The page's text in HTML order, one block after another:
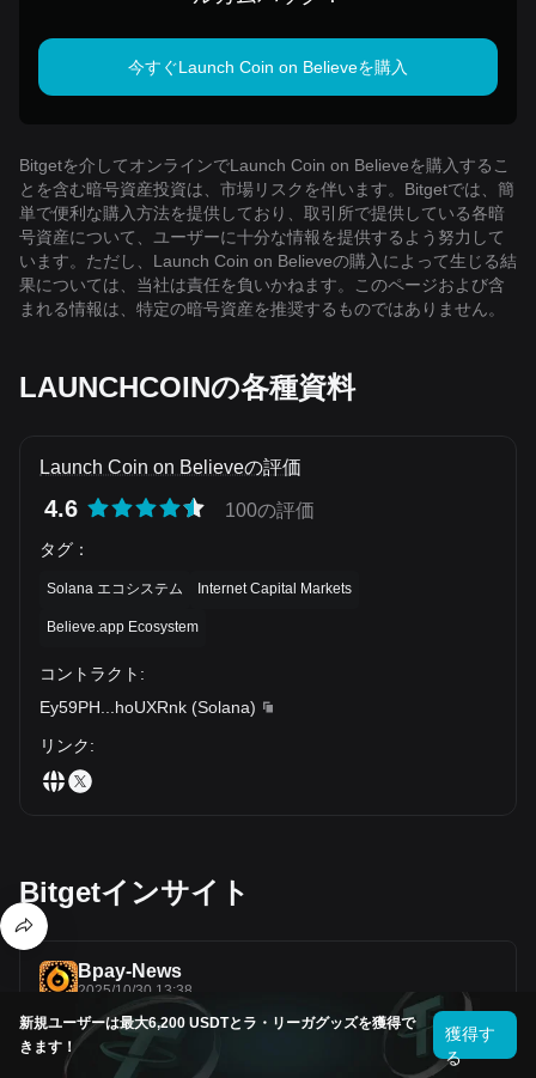
今すぐLaunch Coin on Believeを購入
Bitgetを介してオンラインでLaunch Coin on Believeを購入するこ
とを含む暗号資産投資は、市場リスクを伴います。Bitgetでは、簡
単で便利な購入方法を提供しており、取引所で提供している各暗
号資産について、ユーザーに十分な情報を提供するよう努力して
います。ただし、Launch Coin on Believeの購入によって生じる結
果については、当社は責任を負いかねます。このページおよび含
まれる情報は、特定の暗号資産を推奨するものではありません。
LAUNCHCOINの各種資料
Launch Coin on Believeの評価
4.6 100の評価
タグ ：
Solana エコシステム Internet Capital Markets
Believe.app Ecosystem
コントラクト :
Ey59PH
hoUXRnk (Solana)
リンク:
Bitgetインサイト
Bpay-News
2025/10/30 13:38
LAUNCHCOIN has successfully completed the upgrade to
the BELIEVE token
新規ユーザーは最大6,200 USDTとラ・リーガグッズを獲得で
きます！
獲得す
る